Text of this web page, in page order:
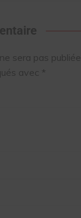
sera pas publiée.
avec *